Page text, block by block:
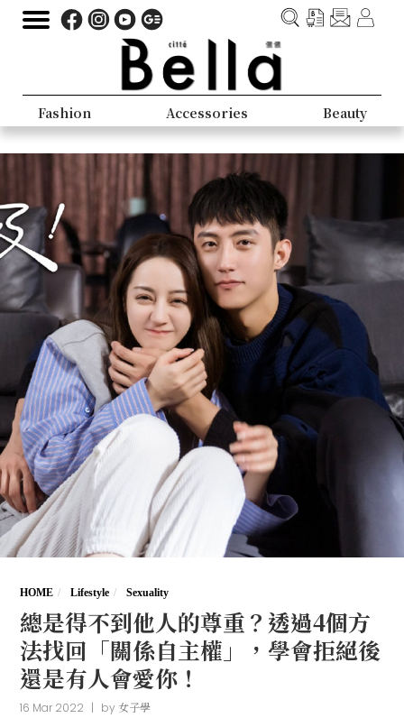
Fashion Accessories Beauty
HOME Lifestyle Sexuality
總是得不到他人的尊重？透過4個方
法找回「關係自主權」，學會拒絕後
還是有人會愛你！
16 Mar 2022 | by 女子學